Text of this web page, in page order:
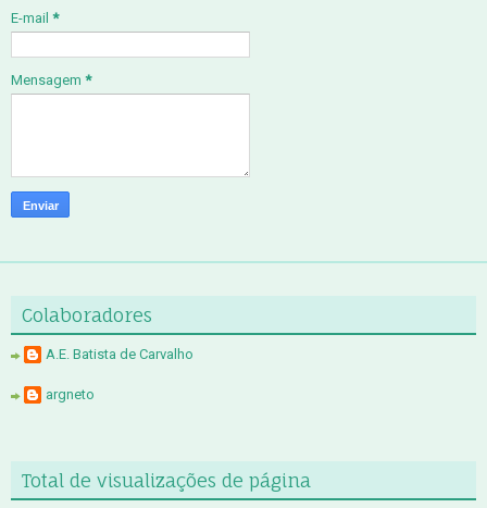
E-mail *
Mensagem *
Colaboradores
A.E. Batista de Carvalho
argneto
Total de visualizações de página